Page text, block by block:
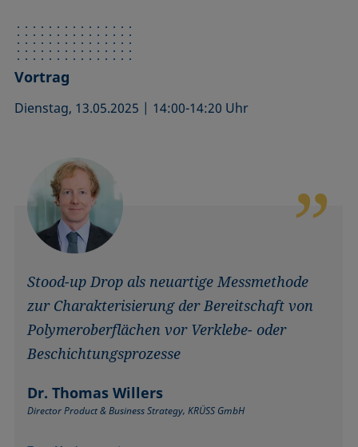
Vortrag
Dienstag, 13.05.2025 | 14:00-14:20 Uhr
Stood-up Drop als neuartige Messmethode
zur Charakterisierung der Bereitschaft von
Polymeroberflächen vor Verklebe- oder
Beschichtungsprozesse
Dr. Thomas Willers
Director Product & Business Strategy, KRÜSS GmbH